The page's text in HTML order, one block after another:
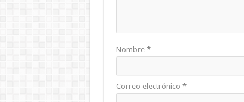
Nombre *
Correo electrónico *